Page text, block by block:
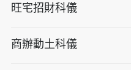
旺宅招財科儀
商辦動土科儀